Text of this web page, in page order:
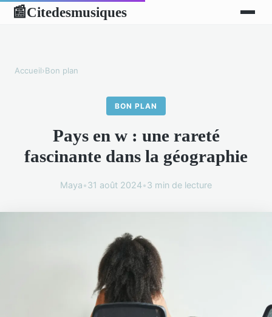
📰Citedesmusiques
Accueil›Bon plan
BON PLAN
Pays en w : une rareté
fascinante dans la géographie
Maya•31 août 2024•3 min de lecture